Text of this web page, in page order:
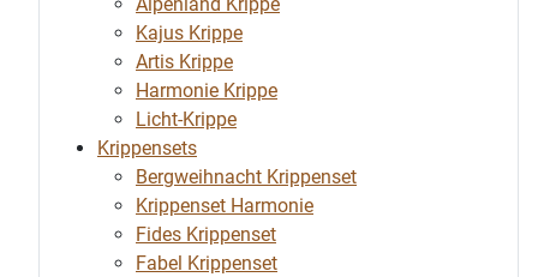
Alpenland Krippe
Kajus Krippe
Artis Krippe
Harmonie Krippe
Licht-Krippe
Krippensets
Bergweihnacht Krippenset
Krippenset Harmonie
Fides Krippenset
Fabel Krippenset